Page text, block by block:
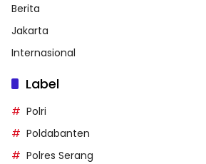
Berita
Jakarta
Internasional
Label
Polri
Poldabanten
Polres Serang